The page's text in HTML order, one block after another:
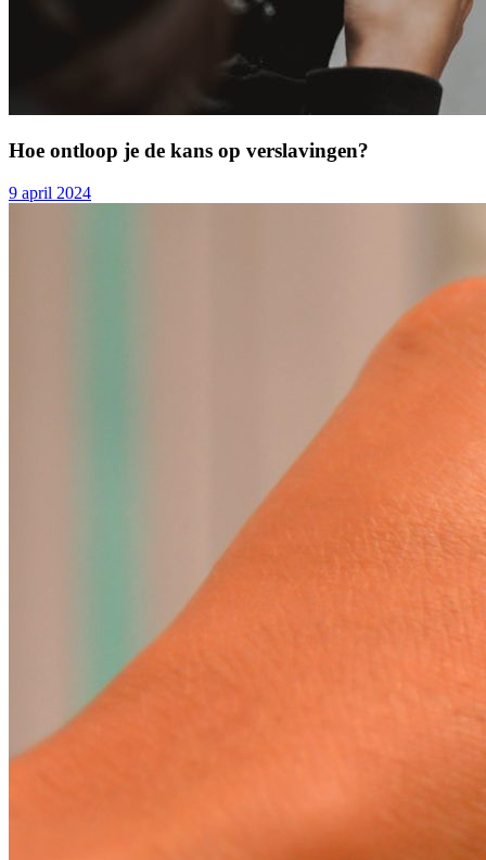
Hoe ontloop je de kans op verslavingen?
9 april 2024